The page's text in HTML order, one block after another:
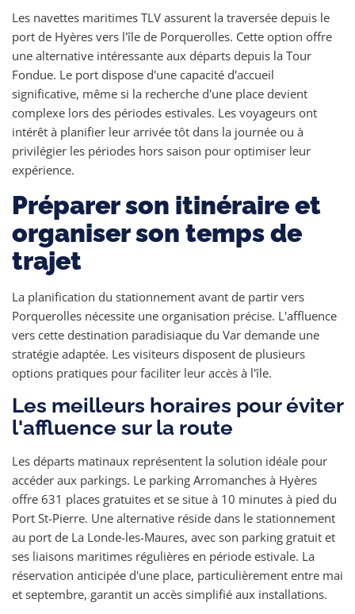
Les navettes maritimes TLV assurent la traversée depuis le
port de Hyères vers l'île de Porquerolles. Cette option offre
une alternative intéressante aux départs depuis la Tour
Fondue. Le port dispose d'une capacité d'accueil
significative, même si la recherche d'une place devient
complexe lors des périodes estivales. Les voyageurs ont
intérêt à planifier leur arrivée tôt dans la journée ou à
privilégier les périodes hors saison pour optimiser leur
expérience.
Préparer son itinéraire et
organiser son temps de
trajet
La planification du stationnement avant de partir vers
Porquerolles nécessite une organisation précise. L'affluence
vers cette destination paradisiaque du Var demande une
stratégie adaptée. Les visiteurs disposent de plusieurs
options pratiques pour faciliter leur accès à l'île.
Les meilleurs horaires pour éviter
l'affluence sur la route
Les départs matinaux représentent la solution idéale pour
accéder aux parkings. Le parking Arromanches à Hyères
offre 631 places gratuites et se situe à 10 minutes à pied du
Port St-Pierre. Une alternative réside dans le stationnement
au port de La Londe-les-Maures, avec son parking gratuit et
ses liaisons maritimes régulières en période estivale. La
réservation anticipée d'une place, particulièrement entre mai
et septembre, garantit un accès simplifié aux installations.